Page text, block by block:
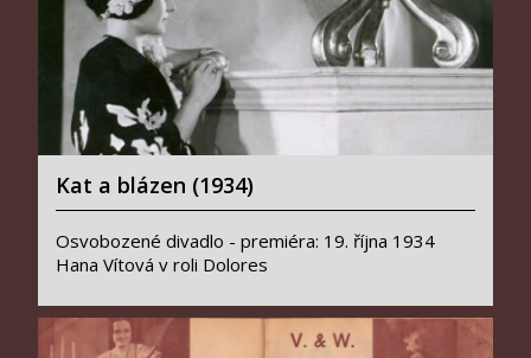
Kat a blázen (1934)
Osvobozené divadlo - premiéra: 19. října 1934
Hana Vítová v roli Dolores